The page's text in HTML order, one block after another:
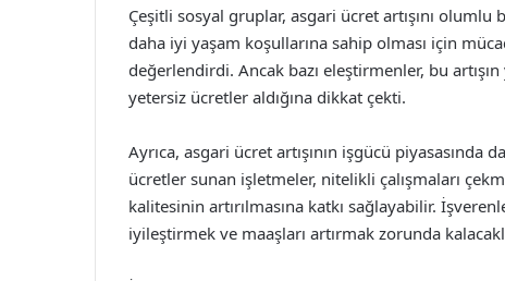
Çeşitli sosyal gruplar, asgari ücret artışını olumlu
daha iyi yaşam koşullarına sahip olması için
değerlendirdi. Ancak bazı eleştirmenler, bu
yetersiz ücretler aldığına dikkat çekti.
Ayrıca, asgari ücret artışının işgücü piyasasında
ücretler sunan işletmeler, nitelikli çalışmaları
kalitesinin artırılmasına katkı sağlayabilir.
iyileştirmek ve maaşları artırmak zorunda